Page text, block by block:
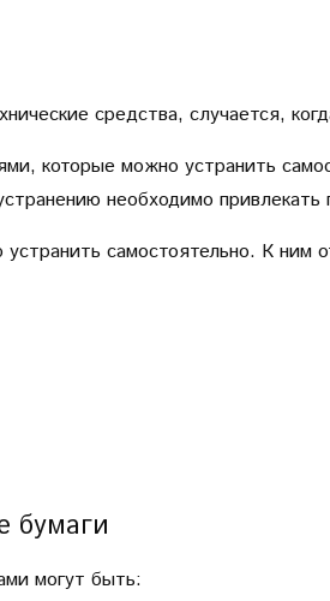
средства, случается,
которые можно устранить
необходимо привлекать
самостоятельно. К ним
бумаги
могут быть: